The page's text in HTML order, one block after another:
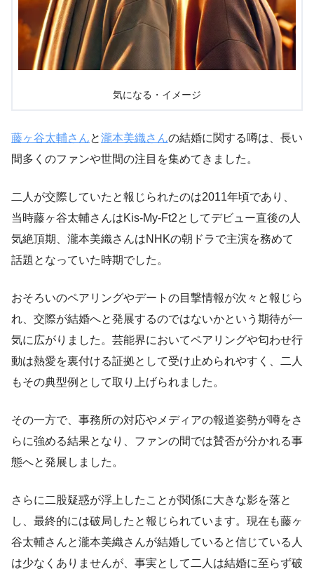
気になる・イメージ
藤ヶ谷太輔さんと瀧本美織さんの結婚に関する噂は、長い
間多くのファンや世間の注目を集めてきました。
二人が交際していたと報じられたのは2011年頃であり、
当時藤ヶ谷太輔さんはKis-My-Ft2としてデビュー直後の人
気絶頂期、瀧本美織さんはNHKの朝ドラで主演を務めて
話題となっていた時期でした。
おそろいのペアリングやデートの目撃情報が次々と報じら
れ、交際が結婚へと発展するのではないかという期待が一
気に広がりました。芸能界においてペアリングや匂わせ行
動は熱愛を裏付ける証拠として受け止められやすく、二人
もその典型例として取り上げられました。
その一方で、事務所の対応やメディアの報道姿勢が噂をさ
らに強める結果となり、ファンの間では賛否が分かれる事
態へと発展しました。
さらに二股疑惑が浮上したことが関係に大きな影を落と
し、最終的には破局したと報じられています。現在も藤ヶ
谷太輔さんと瀧本美織さんが結婚していると信じている人
は少なくありませんが、事実として二人は結婚に至らず破